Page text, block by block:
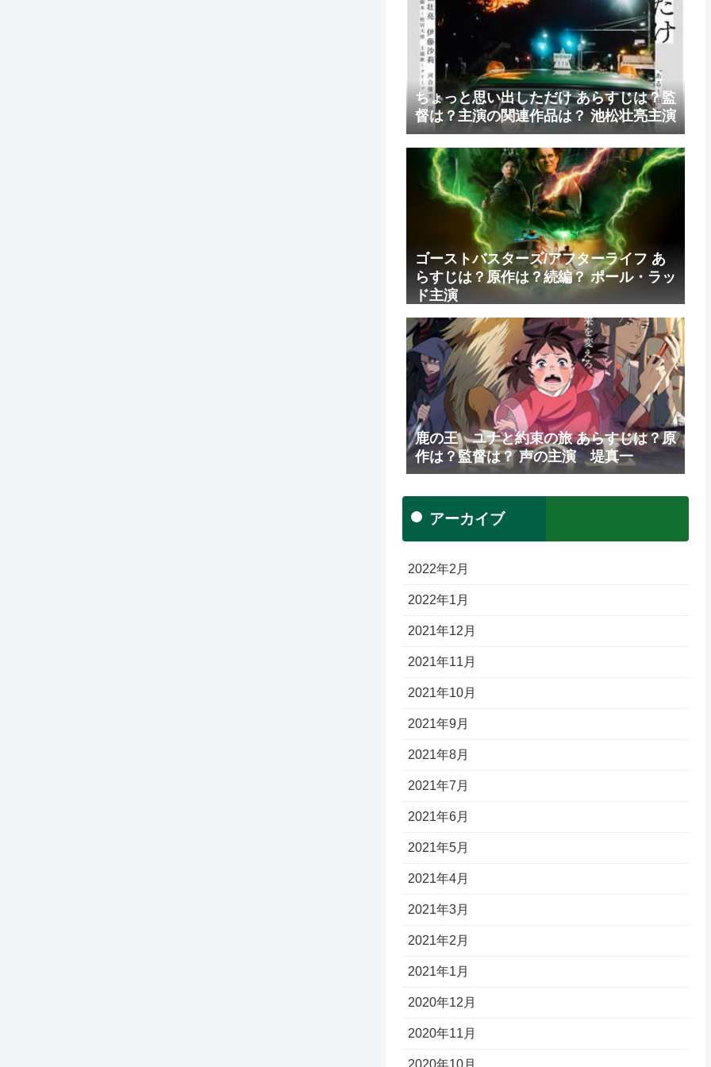
ちょっと思い出しただけ あらすじは？監
督は？主演の関連作品は？ 池松壮亮主演
ゴーストバスターズ/アフターライフ あ
らすじは？原作は？続編？ ポール・ラッ
ド主演
鹿の王 ユナと約束の旅 あらすじは？原
作は？監督は？ 声の主演 堤真一
アーカイブ
2022年2月
2022年1月
2021年12月
2021年11月
2021年10月
2021年9月
2021年8月
2021年7月
2021年6月
2021年5月
2021年4月
2021年3月
2021年2月
2021年1月
2020年12月
2020年11月
2020年10月